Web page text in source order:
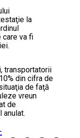
la
care va fi
transportatorii
din cifra de
de faţă
vreun
de
anulat.